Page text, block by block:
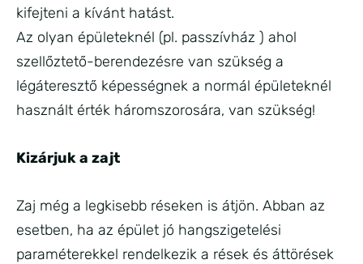
kifejteni a kívánt hatást.
Az olyan épületeknél (pl. passzívház ) ahol
szellőztető-berendezésre van szükség a
légáteresztő képességnek a normál épületeknél
használt érték háromszorosára, van szükség!
Kizárjuk a zajt
Zaj még a legkisebb réseken is átjön. Abban az
esetben, ha az épület jó hangszigetelési
paraméterekkel rendelkezik a rések és áttörések